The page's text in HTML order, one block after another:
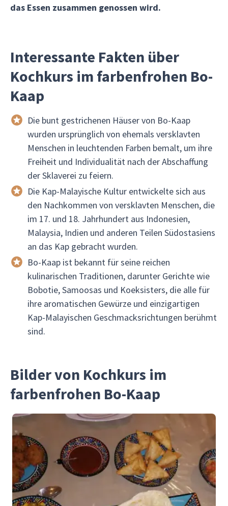
das Essen zusammen genossen wird.
Interessante Fakten über
Kochkurs im farbenfrohen Bo-
Kaap
Die bunt gestrichenen Häuser von Bo-Kaap
wurden ursprünglich von ehemals versklavten
Menschen in leuchtenden Farben bemalt, um ihre
Freiheit und Individualität nach der Abschaffung
der Sklaverei zu feiern.
Die Kap-Malayische Kultur entwickelte sich aus
den Nachkommen von versklavten Menschen, die
im 17. und 18. Jahrhundert aus Indonesien,
Malaysia, Indien und anderen Teilen Südostasiens
an das Kap gebracht wurden.
Bo-Kaap ist bekannt für seine reichen
kulinarischen Traditionen, darunter Gerichte wie
Bobotie, Samoosas und Koeksisters, die alle für
ihre aromatischen Gewürze und einzigartigen
Kap-Malayischen Geschmacksrichtungen berühmt
sind.
Bilder von Kochkurs im
farbenfrohen Bo-Kaap